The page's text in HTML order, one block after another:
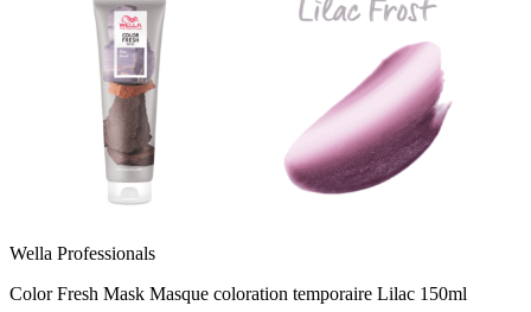
Wella Professionals
Color Fresh Mask Masque coloration temporaire Lilac 150ml